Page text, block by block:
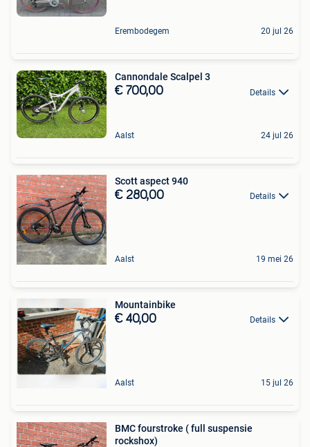
Erembodegem 20 jul 26
Cannondale Scalpel 3
€ 700,00 Details
Aalst 24 jul 26
Scott aspect 940
€ 280,00 Details
Aalst 19 mei 26
Mountainbike
€ 40,00 Details
Aalst 15 jul 26
BMC fourstroke ( full suspensie
rockshox)